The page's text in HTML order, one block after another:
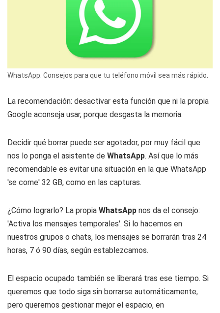
WhatsApp. Consejos para que tu teléfono móvil sea más rápido.
La recomendación: desactivar esta función que ni la propia
Google aconseja usar, porque desgasta la memoria.
Decidir qué borrar puede ser agotador, por muy fácil que
nos lo ponga el asistente de WhatsApp. Así que lo más
recomendable es evitar una situación en la que WhatsApp
'se come' 32 GB, como en las capturas.
¿Cómo lograrlo? La propia WhatsApp nos da el consejo:
'Activa los mensajes temporales'. Si lo hacemos en
nuestros grupos o chats, los mensajes se borrarán tras 24
horas, 7 ó 90 días, según establezcamos.
El espacio ocupado también se liberará tras ese tiempo. Si
queremos que todo siga sin borrarse automáticamente,
pero queremos gestionar mejor el espacio, en